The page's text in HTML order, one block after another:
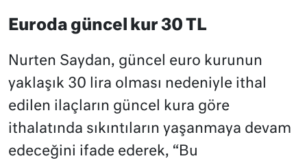
Euroda güncel kur 30 TL
Nurten Saydan, güncel euro kurunun
yaklaşık 30 lira olması nedeniyle ithal
edilen ilaçların güncel kura göre
ithalatında sıkıntıların yaşanmaya devam
edeceğini ifade ederek, “Bu